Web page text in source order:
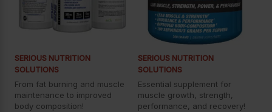
SERIOUS NUTRITION
SOLUTIONS
From fat burning and muscle
maintenance to improved
body composition!
SERIOUS NUTRITION
SOLUTIONS
Essential supplement for
muscle growth, strength,
performance, and recovery!